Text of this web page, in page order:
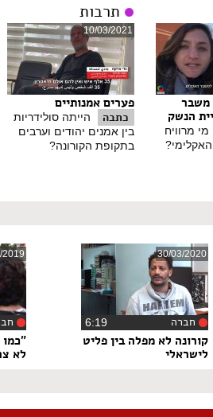
משבר
הנשק
מי מרוויח
תרבות
10/03/2021
פערים אמנותיים
כתבה
הייתה סולידריות
בין אמנים יהודים וערבים
בתקופת הקורונה?
30/03/2020
חברה
קורונה לא מפלה בין פליט
לישראלי
2019
לא